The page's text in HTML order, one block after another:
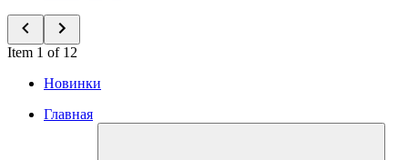
Item 1 of 12
Новинки
Главная